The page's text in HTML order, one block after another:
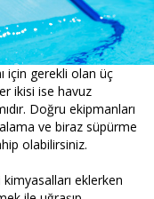
için gerekli olan üç
ikisi ise havuz
Doğru ekipmanları
ve biraz süpürme
olabilirsiniz.
eklerken